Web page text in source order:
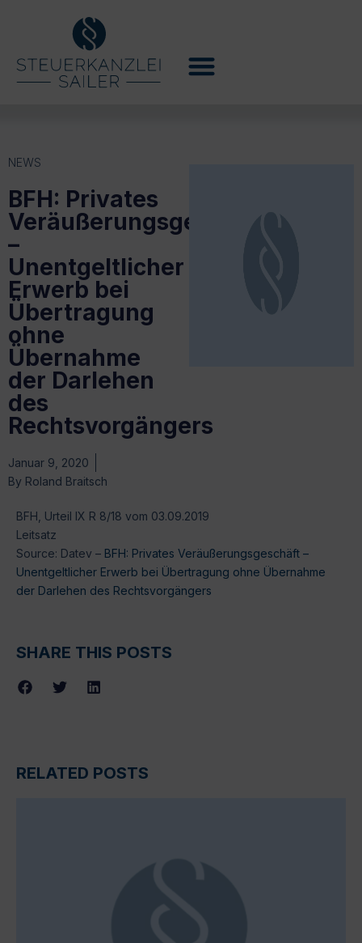
NEWS
BFH: Privates
Veräußerungsgeschäft
–
Unentgeltlicher
Erwerb bei
Übertragung
ohne
Übernahme
der Darlehen
des
Rechtsvorgängers
Januar 9, 2020
By Roland Braitsch
BFH, Urteil IX R 8/18 vom 03.09.2019
Leitsatz
Source: Datev – BFH: Privates Veräußerungsgeschäft –
Unentgeltlicher Erwerb bei Übertragung ohne Übernahme
der Darlehen des Rechtsvorgängers
SHARE THIS POSTS
RELATED POSTS